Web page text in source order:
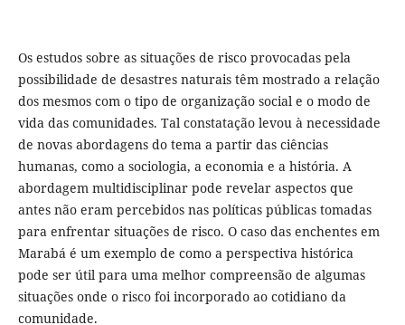
Os estudos sobre as situações de risco provocadas pela
possibilidade de desastres naturais têm mostrado a relação
dos mesmos com o tipo de organização social e o modo de
vida das comunidades. Tal constatação levou à necessidade
de novas abordagens do tema a partir das ciências
humanas, como a sociologia, a economia e a história. A
abordagem multidisciplinar pode revelar aspectos que
antes não eram percebidos nas políticas públicas tomadas
para enfrentar situações de risco. O caso das enchentes em
Marabá é um exemplo de como a perspectiva histórica
pode ser útil para uma melhor compreensão de algumas
situações onde o risco foi incorporado ao cotidiano da
comunidade.